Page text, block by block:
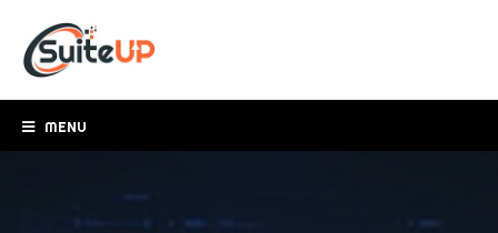
MENU